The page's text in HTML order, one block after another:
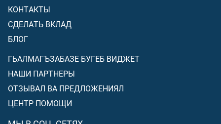
КОНТАКТЫ
СДЕЛАТЬ ВКЛАД
БЛОГ
ГЬАЛМАГЪЗАБАЗЕ БУГЕБ ВИДЖЕТ
НАШИ ПАРТНЕРЫ
ОТЗЫВАЛ ВА ПРЕДЛОЖЕНИЯЛ
ЦЕНТР ПОМОЩИ